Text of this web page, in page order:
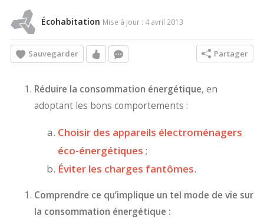
Écohabitation Mise à jour : 4 avril 2013
Sauvegarder Partager
Réduire la consommation énergétique, en
adoptant les bons comportements :
Choisir des appareils électroménagers
éco-énergétiques ;
Éviter les charges fantômes.
Comprendre ce qu’implique un tel mode de vie sur
la consommation énergétique :